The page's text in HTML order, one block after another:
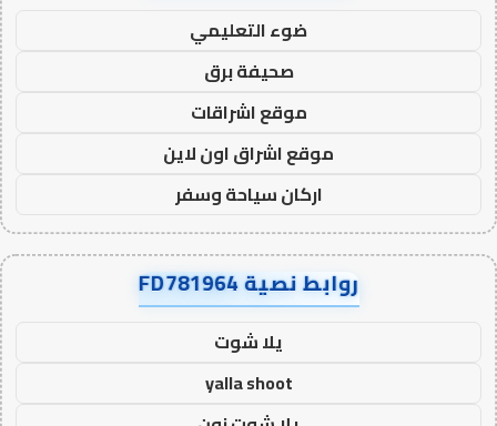
ضوء التعليمي
صحيفة برق
موقع اشراقات
موقع اشراق اون لاين
اركان سياحة وسفر
روابط نصية FD781964
يلا شوت
yalla shoot